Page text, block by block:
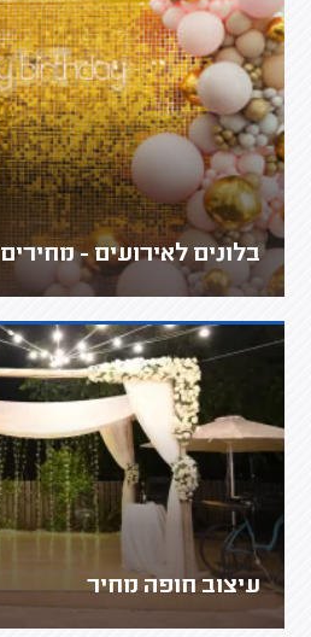
בלונים לאירועים - מחירים
עיצוב חופה מחיר